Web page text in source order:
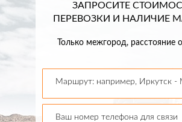
ЗАПРОСИТЕ
ПЕРЕВОЗКИ И НАЛИЧИЕ
Только межгород, расстояние
Маршрут: например, Иркутск -
Ваш номер телефона для связи